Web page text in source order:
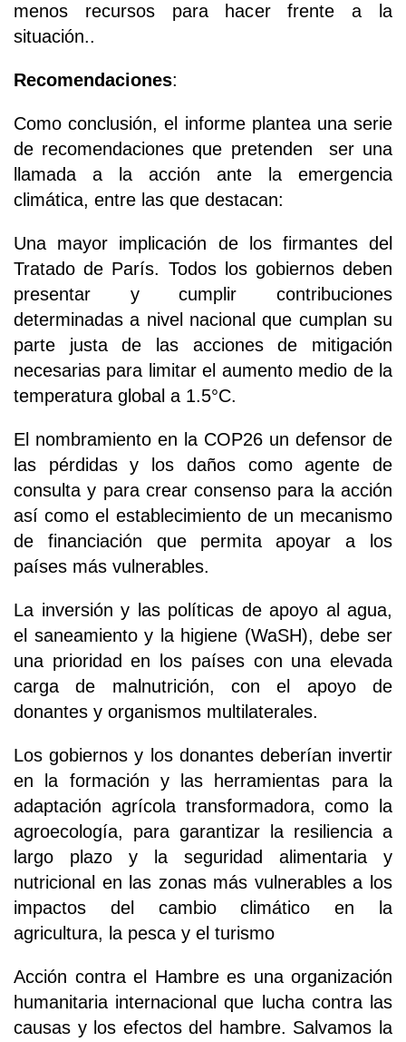
menos recursos para hacer frente a la
situación..
Recomendaciones:
Como conclusión, el informe plantea una serie
de recomendaciones que pretenden ser una
llamada a la acción ante la emergencia
climática, entre las que destacan:
Una mayor implicación de los firmantes del
Tratado de París. Todos los gobiernos deben
presentar y cumplir contribuciones
determinadas a nivel nacional que cumplan su
parte justa de las acciones de mitigación
necesarias para limitar el aumento medio de la
temperatura global a 1.5°C.
El nombramiento en la COP26 un defensor de
las pérdidas y los daños como agente de
consulta y para crear consenso para la acción
así como el establecimiento de un mecanismo
de financiación que permita apoyar a los
países más vulnerables.
La inversión y las políticas de apoyo al agua,
el saneamiento y la higiene (WaSH), debe ser
una prioridad en los países con una elevada
carga de malnutrición, con el apoyo de
donantes y organismos multilaterales.
Los gobiernos y los donantes deberían invertir
en la formación y las herramientas para la
adaptación agrícola transformadora, como la
agroecología, para garantizar la resiliencia a
largo plazo y la seguridad alimentaria y
nutricional en las zonas más vulnerables a los
impactos del cambio climático en la
agricultura, la pesca y el turismo
Acción contra el Hambre es una organización
humanitaria internacional que lucha contra las
causas y los efectos del hambre. Salvamos la